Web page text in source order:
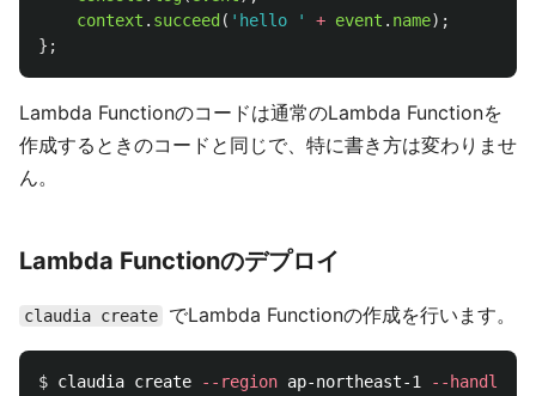
context . succeed ( ' hello ' + event . name);
};
Lambda Functionのコードは通常のLambda Functionを
作成するときのコードと同じで、特に書き方は変わりませ
ん。
Lambda Functionのデプロイ
claudia create でLambda Functionの作成を行います。
$ claudia create --region ap-northeast-1 --handler